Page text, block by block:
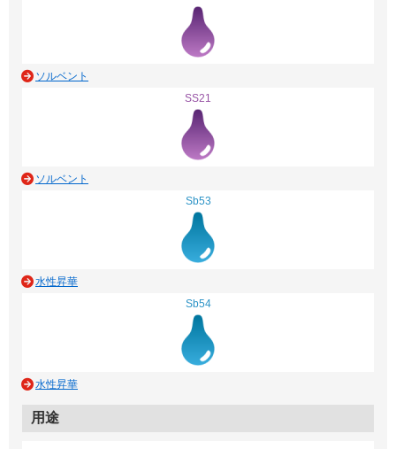
ソルベント
SS21
ソルベント
Sb53
水性昇華
Sb54
水性昇華
用途